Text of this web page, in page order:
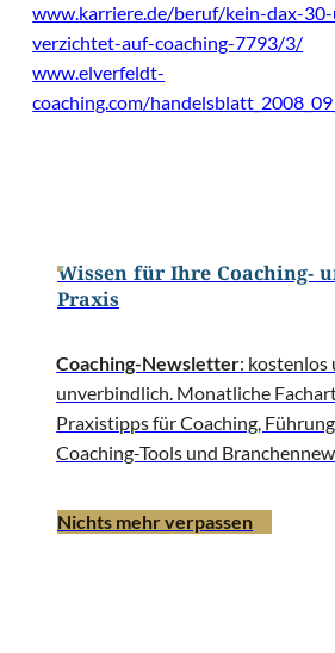
www.karriere.de/beruf/kein-dax-
verzichtet-auf-coaching-7793/3/
www.elverfeldt-
coaching.com/
Wissen für Ihre Coaching-
Praxis
Coaching-Newsletter: kostenlos
unverbindlich. Monatliche
Praxistipps für Coaching,
Coaching-Tools und
Nichts mehr verpassen